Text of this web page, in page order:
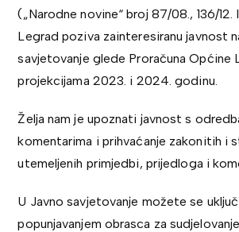
(„Narodne novine“ broj 87/08., 136/12.
Legrad poziva zainteresiranu javnost
savjetovanje glede Proračuna Općine
projekcijama 2023. i 2024. godinu.
Želja nam je upoznati javnost s
komentarima i prihvaćanje zakonitih i
utemeljenih primjedbi, prijedloga i
U Javno savjetovanje možete se
popunjavanjem obrasca za